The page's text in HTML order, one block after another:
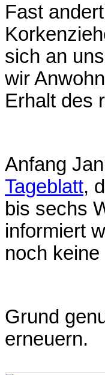
Fast
sich an
wir
Erhalt des
Anfang
Tageblatt,
bis sechs
informiert
noch
Grund
erneuern.